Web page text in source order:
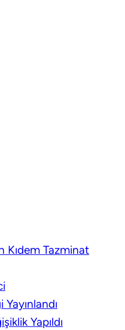
Kıdem Tazminat
Yapıldı